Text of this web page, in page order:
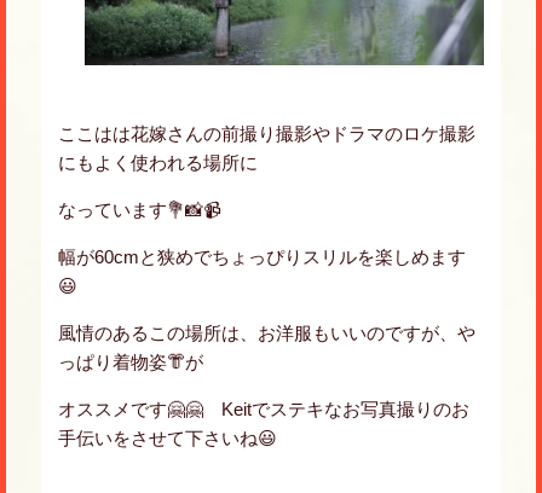
ここはは花嫁さんの前撮り撮影やドラマのロケ撮影
にもよく使われる場所に
なっています💐📸📹
幅が60cmと狭めでちょっぴりスリルを楽しめます
😃
風情のあるこの場所は、お洋服もいいのですが、や
っぱり着物姿👘が
オススメです🤗🤗 Keitでステキなお写真撮りのお
手伝いをさせて下さいね😃